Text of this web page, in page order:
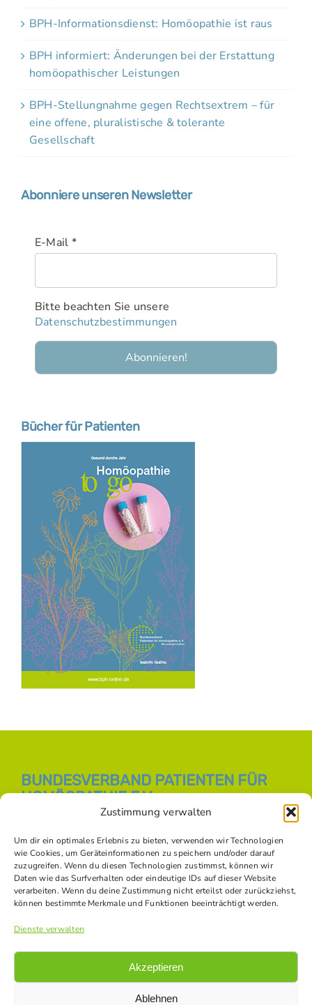
Zustimmung verwalten
Um dir ein optimales Erlebnis zu bieten, verwenden wir Technologien
wie Cookies, um Geräteinformationen zu speichern und/oder darauf
zuzugreifen. Wenn du diesen Technologien zustimmst, können wir
Daten wie das Surfverhalten oder eindeutige IDs auf dieser Website
verarbeiten. Wenn du deine Zustimmung nicht erteilst oder zurückziehst,
können bestimmte Merkmale und Funktionen beeinträchtigt werden.
Dienste verwalten
Akzeptieren
Ablehnen
BPH-Informationsdienst: Homöopathie ist raus
BPH informiert: Änderungen bei der Erstattung
homöopathischer Leistungen
BPH-Stellungnahme gegen Rechtsextrem – für
eine offene, pluralistische & tolerante
Gesellschaft
Abonniere unseren Newsletter
E-Mail *
Bitte beachten Sie unsere
Datenschutzbestimmungen
Bücher für Patienten
BUNDESVERBAND PATIENTEN FÜR
HOMÖOPATHIE E.V.
E-Mail:
info [at] bph-online.de
Webseite:Homöopathie Online
SOZIALE NETZWERKE